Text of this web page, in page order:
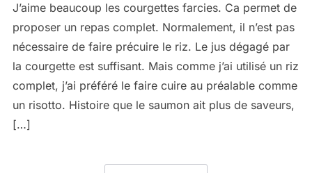
J’aime beaucoup les courgettes farcies. Ca permet de
proposer un repas complet. Normalement, il n’est pas
nécessaire de faire précuire le riz. Le jus dégagé par
la courgette est suffisant. Mais comme j’ai utilisé un riz
complet, j’ai préféré le faire cuire au préalable comme
un risotto. Histoire que le saumon ait plus de saveurs,
[…]